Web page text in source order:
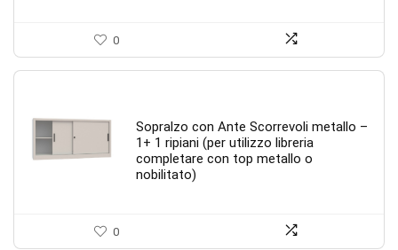
0
Sopralzo con Ante Scorrevoli metallo –
1+ 1 ripiani (per utilizzo libreria
completare con top metallo o
nobilitato)
0